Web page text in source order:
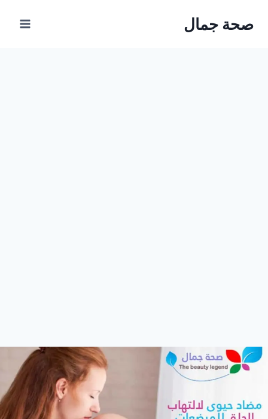
صحة جمال